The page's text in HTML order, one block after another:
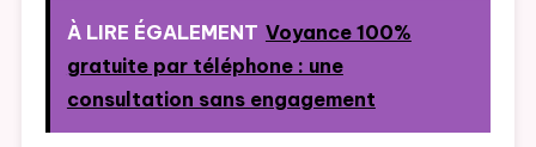
À LIRE ÉGALEMENT Voyance 100%
gratuite par téléphone : une
consultation sans engagement